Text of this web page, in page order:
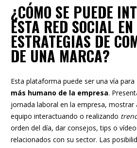
¿CÓMO SE PUEDE
ESTA RED SOCIAL
ESTRATEGIAS DE
DE UNA MARCA?
Esta plataforma puede ser una vía para
más humano de la empresa.
jornada laboral en la empresa, mostrar
equipo interactuando o realizando
orden del día, dar consejos, tips o
relacionados con su sector. Las